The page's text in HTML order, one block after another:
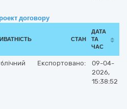
договору
СТАН
ДАТА
ТА
ЧАС
Експортовано:
09-04-
2026,
15:38:52